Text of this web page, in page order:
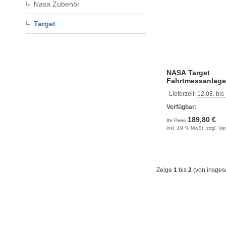
Nasa Zubehör
Target
NASA Target
Lieferzeit: 12.08. bis
Verfügbar:
Ihr Preis 189,80 €
inkl. 19 % MwSt. zzgl.
Zeige 1 bis 2 (von